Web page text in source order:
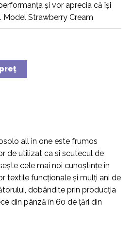
și vor aprecia că își
Strawberry Cream
all in one este frumos
de utilizat ca si scutecul de
cele mai noi cunoștințe în
textile funcționale și mulți ani de
dobândite prin producția
din pânză în 60 de țări din